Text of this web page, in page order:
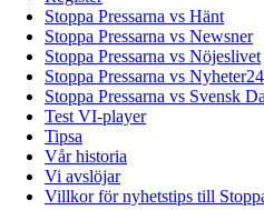
Stoppa Pressarna vs Hänt
Stoppa Pressarna vs Newsner
Stoppa Pressarna vs Nöjeslivet
Stoppa Pressarna vs Nyheter24
Stoppa Pressarna vs Svensk
Test VI-player
Tipsa
Vår historia
Vi avslöjar
Villkor för nyhetstips till